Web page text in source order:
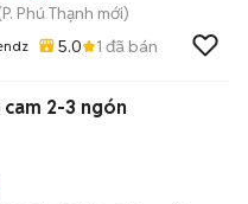
P. Phú Thạnh mới)
5.0 1 đã bán
cam 2-3 ngón